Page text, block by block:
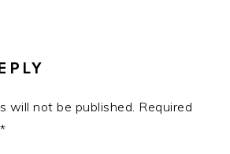
will not be published. Required
*